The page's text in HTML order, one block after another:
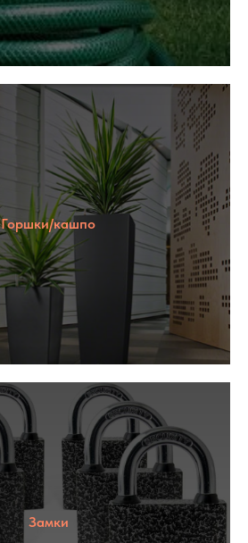
Горшки/кашпо
Замки